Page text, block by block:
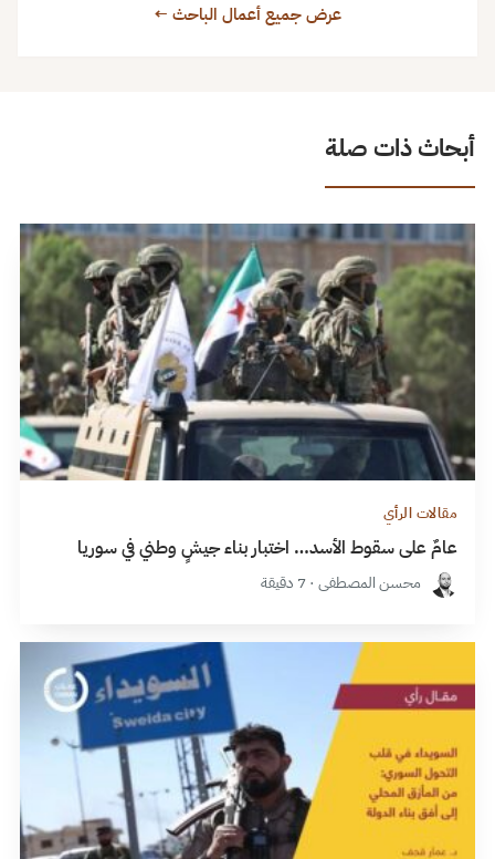
عرض جميع أعمال الباحث ←
أبحاث ذات صلة
مقالات الرأي
عامٌ على سقوط الأسد… اختبار بناء جيشٍ وطني في سوريا
محسن المصطفى · 7 دقيقة